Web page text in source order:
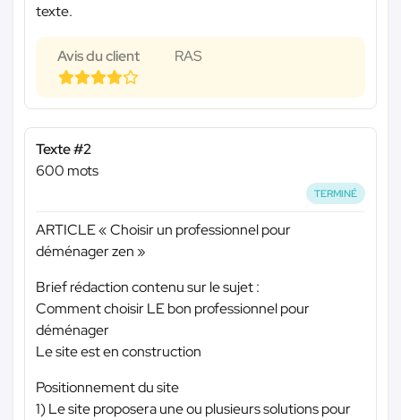
texte.
Avis du client RAS
Texte #2
600 mots
TERMINÉ
ARTICLE « Choisir un professionnel pour
déménager zen »
Brief rédaction contenu sur le sujet :
Comment choisir LE bon professionnel pour
déménager
Le site est en construction
Positionnement du site
1) Le site proposera une ou plusieurs solutions pour